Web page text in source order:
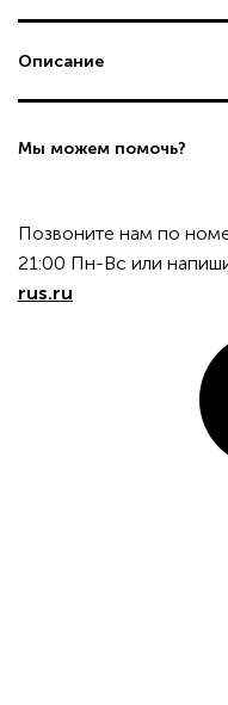
Описание
Мы можем помочь?
Позвоните нам по
21:00 Пн-Вс или
rus.ru